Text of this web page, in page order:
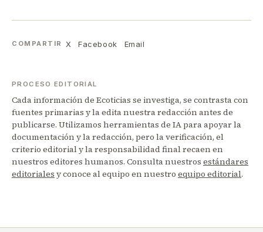
COMPARTIR X Facebook Email
PROCESO EDITORIAL
Cada información de Ecoticias se investiga, se contrasta con
fuentes primarias y la edita nuestra redacción antes de
publicarse. Utilizamos herramientas de IA para apoyar la
documentación y la redacción, pero la verificación, el
criterio editorial y la responsabilidad final recaen en
nuestros editores humanos. Consulta nuestros estándares
editoriales y conoce al equipo en nuestro equipo editorial.